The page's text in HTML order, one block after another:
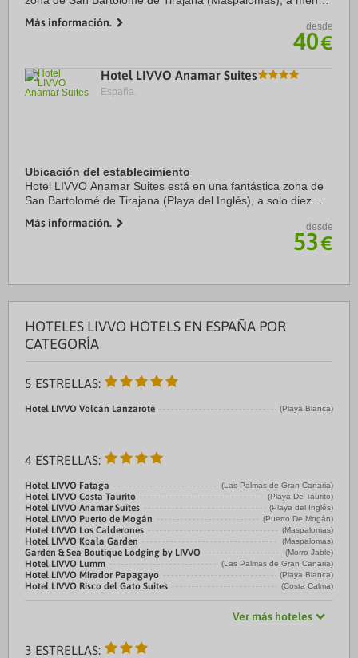
Centrum y Dunas de Maspalomas. Además, este ...
Más información. desde
40€
Hotel LIVVO Anamar Suites
España.
Ubicación del establecimiento
Hotel LIVVO Anamar Suites está en una fantástica zona de
San Bartolomé de Tirajana (Playa del Inglés), a solo diez
del Inglés. Además, este hotel ...
Más información. desde
53€
HOTELES LIVVO HOTELS EN ESPAÑA POR
CATEGORÍA
5 ESTRELLAS:
Hotel LIVVO Volcán Lanzarote (Playa Blanca)
4 ESTRELLAS:
Hotel LIVVO Fataga (Las Palmas de Gran Canaria)
Hotel LIVVO Costa Taurito (Playa De Taurito)
Hotel LIVVO Anamar Suites (Playa del Inglés)
Hotel LIVVO Puerto de Mogán (Puerto De Mogán)
Hotel LIVVO Los Calderones (Maspalomas)
Hotel LIVVO Koala Garden (Maspalomas)
Garden & Sea Boutique Lodging by LIVVO (Morro Jable)
Hotel LIVVO Lumm (Las Palmas de Gran Canaria)
Hotel LIVVO Mirador Papagayo (Playa Blanca)
Hotel LIVVO Risco del Gato Suites (Costa Calma)
Ver más hoteles
3 ESTRELLAS: